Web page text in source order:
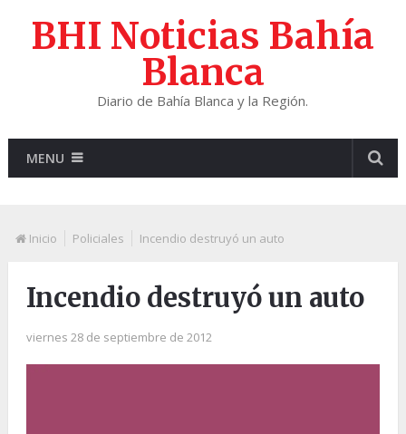
BHI Noticias Bahía
Blanca
Diario de Bahía Blanca y la Región.
MENU
Inicio Policiales Incendio destruyó un auto
Incendio destruyó un auto
viernes 28 de septiembre de 2012